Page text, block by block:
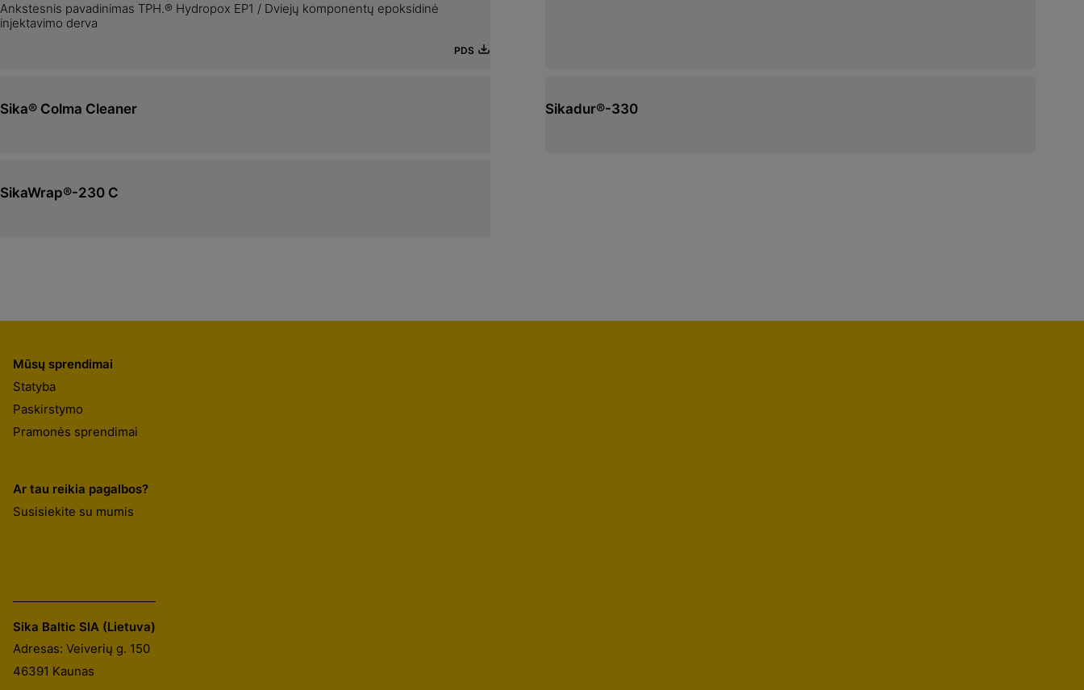
Ankstesnis pavadinimas TPH.® Hydropox EP1 / Dviejų komponentų epoksidinė
injektavimo derva
PDS
Sika® Colma Cleaner Sikadur®-330
SikaWrap®-230 C
Mūsų sprendimai
Statyba
Paskirstymo
Pramonės sprendimai
Ar tau reikia pagalbos?
Susisiekite su mumis
Sika Baltic SIA (Lietuva)
Adresas: Veiverių g. 150
46391 Kaunas